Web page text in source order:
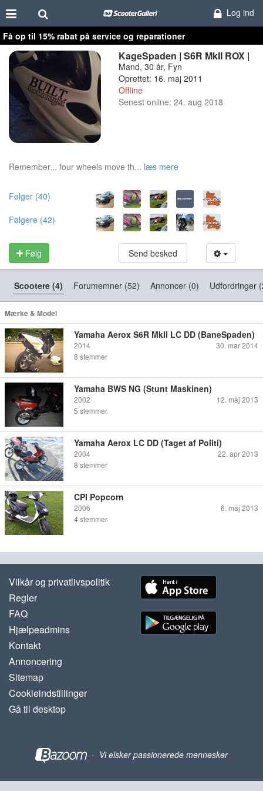
Log ind
Få op til 15% rabat på service og reparationer
KageSpaden | S6R MkII ROX |
Mand, 30 år, Fyn
Oprettet: 16. maj 2011
Offline
Senest online: 24. aug 2018
Remember... four wheels move th... læs mere
Følger (40)
Følgere (42)
Følg Send besked
Scootere (4) Forumemner (52) Annoncer (0) Udfordringer
Mærke & Model
Yamaha Aerox S6R MkII LC DD (BaneSpaden)
2014
30. mar 2014
8 stemmer
Yamaha BWS NG (Stunt Maskinen)
2002
12. maj 2013
5 stemmer
Yamaha Aerox LC DD (Taget af Politi)
2004
22. apr 2013
8 stemmer
CPI Popcorn
2006
6. maj 2013
4 stemmer
Vilkår og privatlivspolitik
Regler
FAQ
Hjælpeadmins
Kontakt
Annoncering
Sitemap
Cookieindstillinger
Gå til desktop
- Vi elsker passionerede mennesker